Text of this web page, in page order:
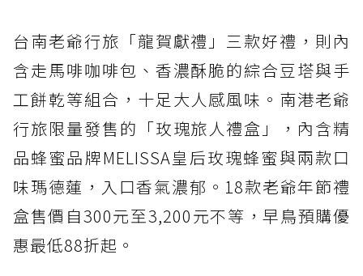
台南老爺行旅「龍賀獻禮」三款好禮，則內
含走馬啡咖啡包、香濃酥脆的綜合豆塔與手
工餅乾等組合，十足大人感風味。南港老爺
行旅限量發售的「玫瑰旅人禮盒」，內含精
品蜂蜜品牌MELISSA皇后玫瑰蜂蜜與兩款口
味瑪德蓮，入口香氣濃郁。18款老爺年節禮
盒售價自300元至3,200元不等，早鳥預購優
惠最低88折起。